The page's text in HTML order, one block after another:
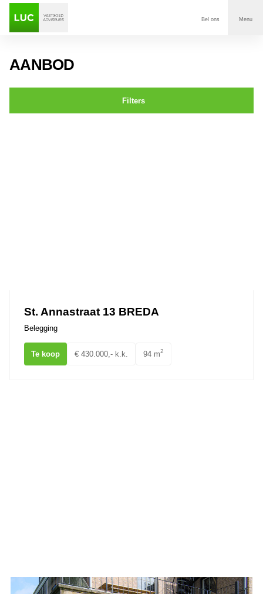
Bel ons Menu
AANBOD
Filters
St. Annastraat 13 BREDA
Belegging
Te koop € 430.000,- k.k. 94 m2